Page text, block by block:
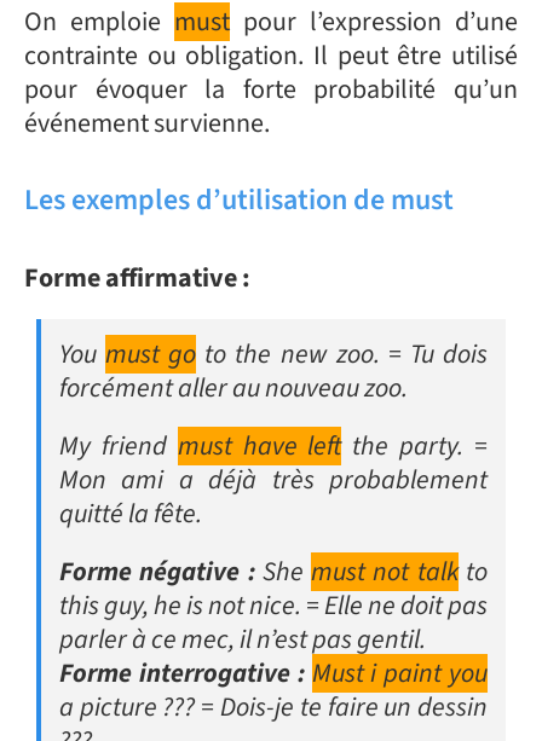
On emploie must pour l’expression d’une
contrainte ou obligation. Il peut être utilisé
pour évoquer la forte probabilité qu’un
événement survienne.
Les exemples d’utilisation de must
Forme affirmative :
Youmust go to the new zoo. = Tu dois
forcément aller au nouveau zoo.
My friend must have leftthe party. =
Mon ami a déjà très probablement
quitté la fête.
Forme négative :Shemust not talkto
this guy, he is not nice. = Elle ne doit pas
parler à ce mec, il n’est pas gentil.
Forme interrogative :Must i paint you
a picture ??? = Dois-je te faire un dessin